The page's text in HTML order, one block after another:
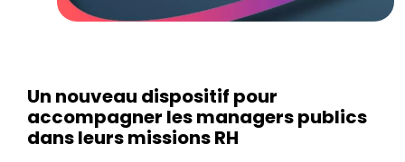
Un nouveau dispositif pour
accompagner les managers publics
dans leurs missions RH